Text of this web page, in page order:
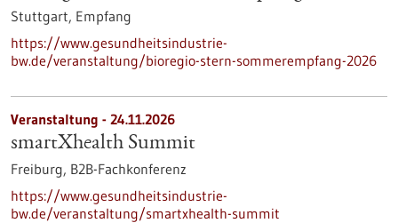
Stuttgart, Empfang
https://www.gesundheitsindustrie-
bw.de/veranstaltung/bioregio-stern-sommerempfang-2026
Veranstaltung - 24.11.2026
smartXhealth Summit
Freiburg, B2B-Fachkonferenz
https://www.gesundheitsindustrie-
bw.de/veranstaltung/smartxhealth-summit